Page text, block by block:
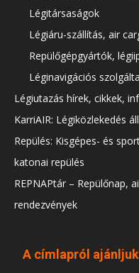
Légitársaságok
Légiáru-szállítás, air
Repülőgépgyártók,
Léginavigációs
Légiutazás hírek, cikkek,
KarriAIR: Légiközlekedés
Repülés: Kisgépes- és
katonai repülés
REPNAPtár – Repülőnap,
rendezvények
A címlapról ajánljuk